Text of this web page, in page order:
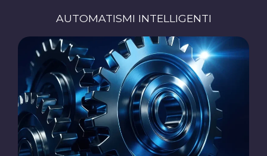
AUTOMATISMI INTELLIGENTI